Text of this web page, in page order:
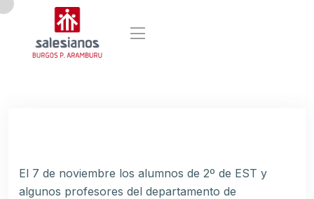
El 7 de noviembre los alumnos de 2º de EST y
algunos profesores del departamento de